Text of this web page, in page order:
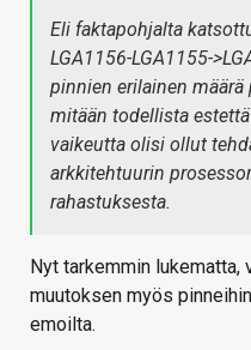
Eli faktapohjalta
LGA1156-LGA1155-
pinnien erilainen
mitään todellista
vaikeutta olisi ollut
arkkitehtuurin
rahastuksesta.
Nyt tarkemmin lukematta,
muutoksen myös
emoilta.